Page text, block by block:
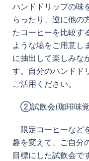
ハンドドリップの味
らったり、逆に他の
たコーヒーを比較す
ような場をご用意し
に抽出して楽しみな
す。 自分のハンドド
ご活用ください。
②試飲会(珈琲味覚
限定コーヒーなど
趣を変えて、 ご自分
目標にした試飲会で